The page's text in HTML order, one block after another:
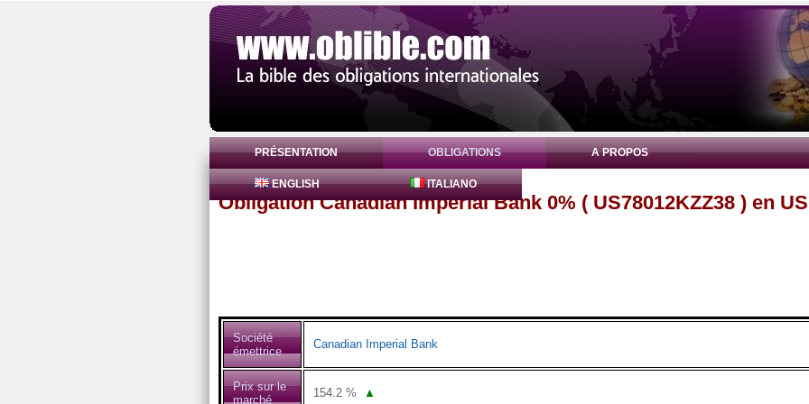
PRÉSENTATION OBLIGATIONS A PROPOS
ENGLISH ITALIANO
Obligation Canadian Imperial Bank 0% ( US78012KZZ38 ) en
Société
émettrice
Canadian Imperial Bank
Prix sur le
marché
154.2% ▲